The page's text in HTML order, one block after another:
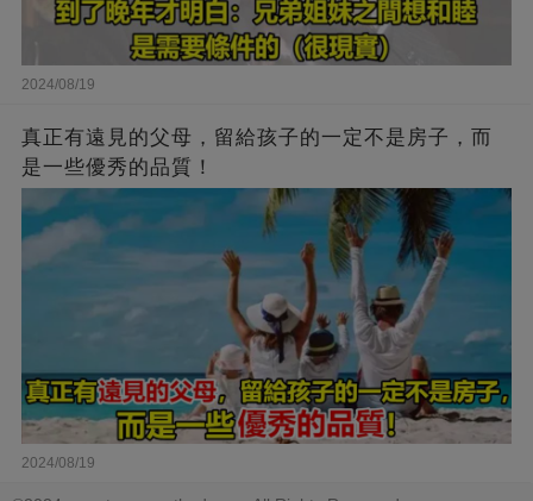
2024/08/19
真正有遠見的父母，留給孩子的一定不是房子，而
是一些優秀的品質！
2024/08/19